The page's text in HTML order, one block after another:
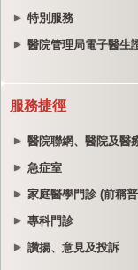
特別服務
醫院管理局電子醫生
服務捷徑
醫院聯網、醫院及醫
急症室
家庭醫學門診 (前稱
專科門診
讚揚、意見及投訴